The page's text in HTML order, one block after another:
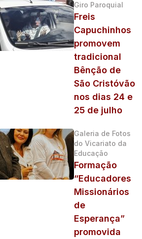
Giro Paroquial
Freis
Capuchinhos
promovem
tradicional
Bênção de
São Cristóvão
nos dias 24 e
25 de julho
Galeria de Fotos
do Vicariato da
Educação
Formação
“Educadores
Missionários
de
Esperança”
promovida